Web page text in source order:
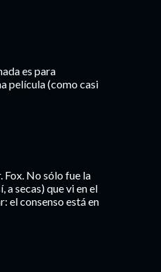
es para
película (como casi
Fox. No sólo fue la
a secas) que vi en el
el consenso está en